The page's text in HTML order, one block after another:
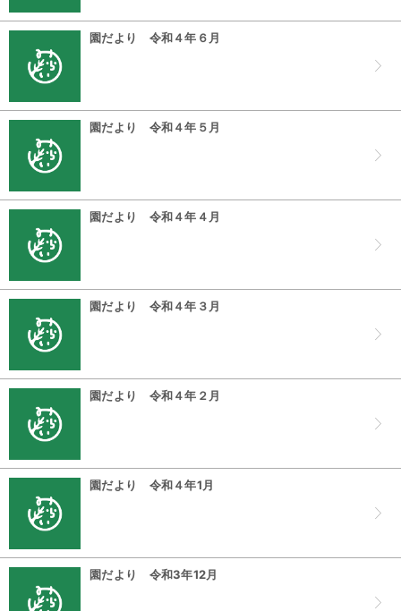
園だより 令和４年６月
園だより 令和４年５月
園だより 令和４年４月
園だより 令和４年３月
園だより 令和４年２月
園だより 令和４年1月
園だより 令和3年12月